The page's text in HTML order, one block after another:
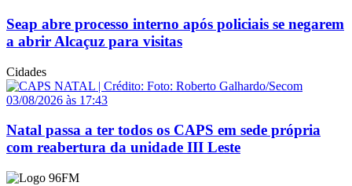
Seap abre processo interno após policiais se negarem
a abrir Alcaçuz para visitas
Cidades
03/08/2026 às 17:43
Natal passa a ter todos os CAPS em sede própria
com reabertura da unidade III Leste